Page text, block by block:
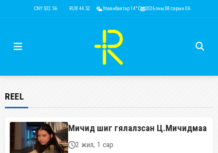
USD 3,593.50 CNY 532.56 RUB 44.52 EUR 4,146.36 KRW 2.52
Улаанбаатар 14°C 2026 оны 08 сарын 06
REEL
Мичид шиг гялалзсан Ц.Мичидмаа
2 жил, 1 сар